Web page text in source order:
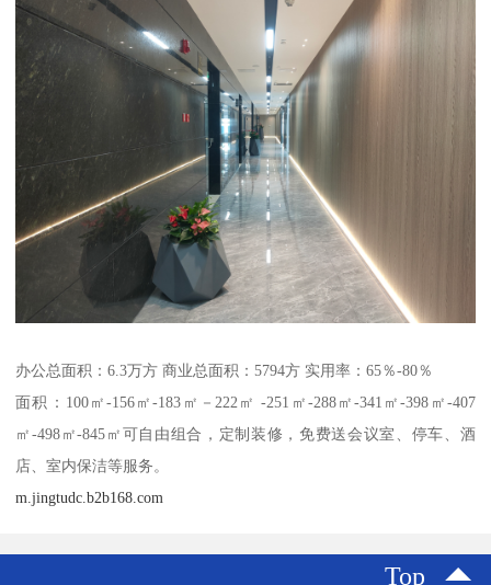
办公总面积：6.3万方 商业总面积：5794方 实用率：65％-80％
面积：100㎡-156㎡-183㎡－222㎡ -251㎡-288㎡-341㎡-398㎡-407
㎡-498㎡-845㎡可自由组合，定制装修，免费送会议室、停车、酒
店、室内保洁等服务。
m.jingtudc.b2b168.com
Top